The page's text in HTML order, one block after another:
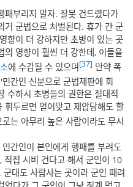
패부리지 말자. 잘못 건드렸다가
거 군법으로 처벌된다. 휴가 간 군
향이 더 강하지만 초병이 있는 곳
의 영향이 훨씬 더 강한데, 이들을
에 수감될 수 있으며[37] 만약 폭
민간인 신분으로 군법재판에 회
수하시 초병들의 권한은 절대적
휘두르면 얻어맞고 제압당해도 할
는 아무리 높은 사람이라도 무시
간인이 본인에게 행패를 부려도
직접 시비 건다고 해서 군인이 10
대도 사람사는 곳이라 군인 때려